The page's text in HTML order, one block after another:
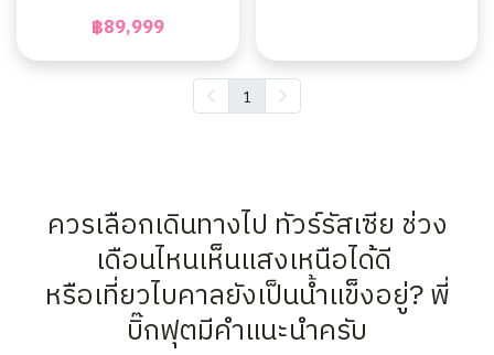
฿89,999
1
ควรเลือกเดินทางไป ทัวร์รัสเซีย ช่วง
เดือนไหนเห็นแสงเหนือได้ดี
หรือเที่ยวไบคาลยังเป็นน้ำแข็งอยู่? พี่
บิ๊กฟุตมีคำแนะนำครับ